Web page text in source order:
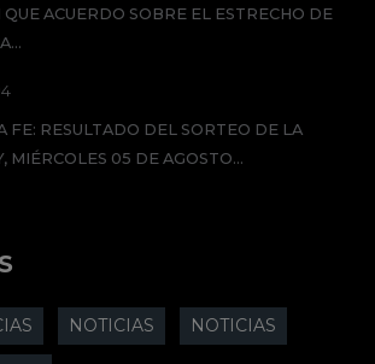
QUE ACUERDO SOBRE EL ESTRECHO DE
FE: RESULTADO DEL SORTEO DE LA
MIÉRCOLES 05 DE AGOSTO...
NOTICIAS NOTICIAS